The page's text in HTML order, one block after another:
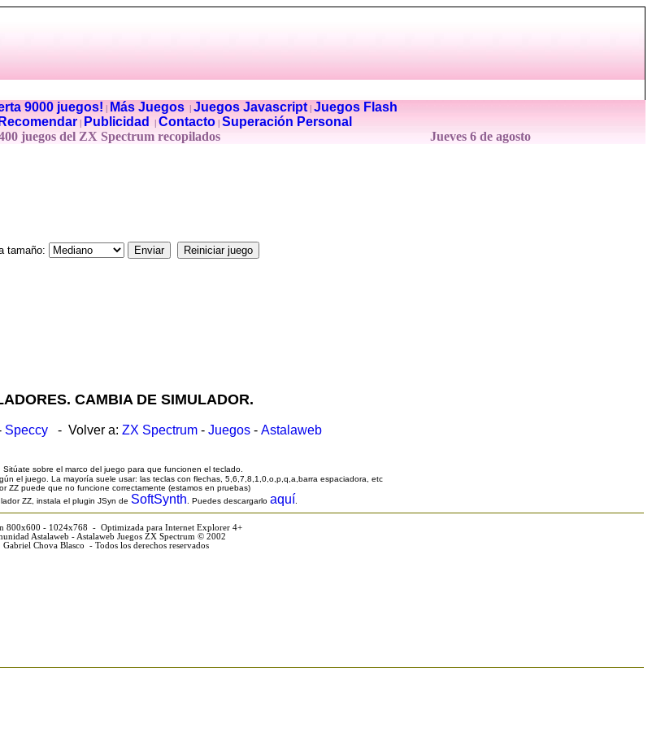
9000 juegos! Más Juegos| Juegos Javascript| Juegos Flash
Recomendar Publicidad Contacto Superación Personal
juegos del ZX Spectrum recopilados Jueves 6 de agosto
tamaño:
CAMBIA DE SIMULADOR.
Speccy - Volver a: ZX Spectrum - Juegos - Astalaweb
Sitúate sobre el marco del juego para que funcionen el teclado.
el juego. La mayoría suele usar: las teclas con flechas, 5,6,7,8,1,0,o,p,q,a,barra espaciadora, etc
ZZ puede que no funcione correctamente (estamos en pruebas)
ZZ, instala el plugin JSyn de SoftSynth . Puedes descargarlo aquí
800x600 - 1024x768 - Optimizada para Internet Explorer 4+
Astalaweb - Astalaweb Juegos ZX Spectrum © 2002
Gabriel Chova Blasco - Todos los derechos reservados